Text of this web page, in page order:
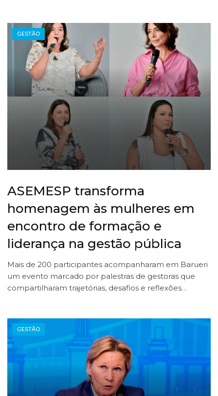
GESTÃO
ASEMESP transforma
homenagem às mulheres em
encontro de formação e
liderança na gestão pública
Mais de 200 participantes acompanharam em Barueri
um evento marcado por palestras de gestoras que
compartilharam trajetórias, desafios e reflexões…
GESTÃO